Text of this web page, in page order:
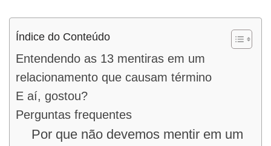
Índice do Conteúdo
Entendendo as 13 mentiras em um
relacionamento que causam término
E aí, gostou?
Perguntas frequentes
Por que não devemos mentir em um